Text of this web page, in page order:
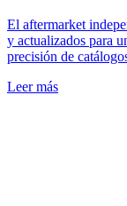
El aftermarket
y actualizados para
precisión de
Leer más